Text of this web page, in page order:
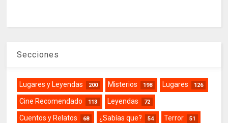
Secciones
Lugares y Leyendas 200 Misterios 198 Lugares 126
Cine Recomendado 113 Leyendas 72
Cuentos y Relatos 68 ¿Sabías que? 54 Terror 51